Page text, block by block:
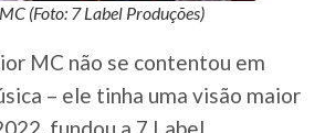
(Foto: 7 Label Produções)
MC não se contentou em
– ele tinha uma visão maior